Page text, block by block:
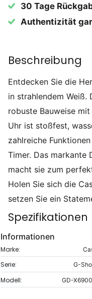
30 Tage
Authentizität
Beschreibung
Entdecken Sie die
in strahlendem Weiß.
robuste Bauweise
Uhr ist stoßfest,
zahlreiche
Timer. Das markante
macht sie zum
Holen Sie sich die
setzen Sie ein
Spezifikationen
Informationen
Marke:
Serie: G-
Modell: GD-